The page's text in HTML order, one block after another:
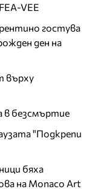
VEE
гостува
ден на
върху
в безсмъртие
"Подкрепи
бяха
на Monaco Art